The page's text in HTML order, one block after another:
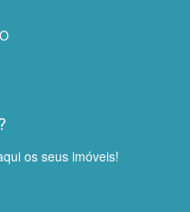
os seus imóveis!